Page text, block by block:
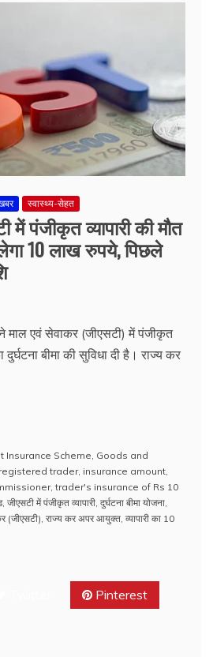
स्वास्थ्य-सेहत
में पंजीकृत व्यापारी की मौत
10 लाख रुपये, पिछले
माल एवं सेवाकर (जीएसटी) में पंजीकृत
बीमा की सुविधा दी है। राज्य कर
Insurance Scheme, Goods and
trader, insurance amount,
,trader's insurance of Rs 10
, जीएसटी में पंजीकृत व्यापारी, दुर्घटना बीमा योजना,
(जीएसटी), राज्य कर अपर आयुक्त, व्यापारी का 10
Pinterest